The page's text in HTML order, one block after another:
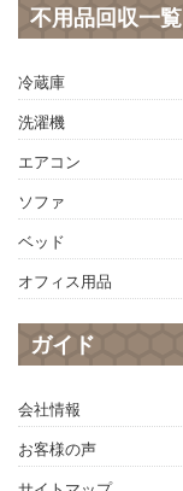
不用品回収一覧
冷蔵庫
洗濯機
エアコン
ソファ
ベッド
オフィス用品
ガイド
会社情報
お客様の声